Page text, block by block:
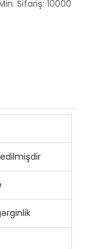
Sifariş: 10000